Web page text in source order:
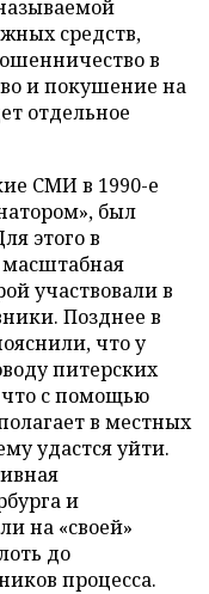
средств,
в
и покушение на
отдельное
СМИ в 1990-е
был
этого в
масштабная
участвовали в
Позднее в
что у
питерских
с помощью
в местных
удастся уйти.
и
на «своей»
до
процесса.